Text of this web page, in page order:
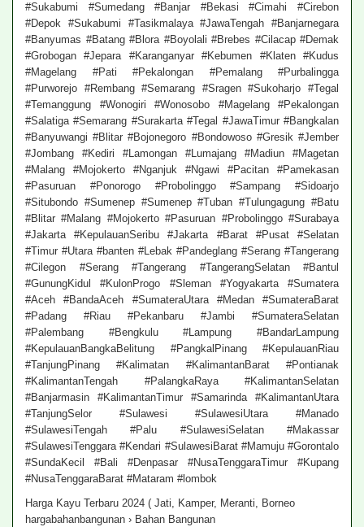
#Sukabumi #Sumedang #Banjar #Bekasi #Cimahi #Cirebon
#Depok #Sukabumi #Tasikmalaya #JawaTengah #Banjarnegara
#Banyumas #Batang #Blora #Boyolali #Brebes #Cilacap #Demak
#Grobogan #Jepara #Karanganyar #Kebumen #Klaten #Kudus
#Magelang #Pati #Pekalongan #Pemalang #Purbalingga
#Purworejo #Rembang #Semarang #Sragen #Sukoharjo #Tegal
#Temanggung #Wonogiri #Wonosobo #Magelang #Pekalongan
#Salatiga #Semarang #Surakarta #Tegal #JawaTimur #Bangkalan
#Banyuwangi #Blitar #Bojonegoro #Bondowoso #Gresik #Jember
#Jombang #Kediri #Lamongan #Lumajang #Madiun #Magetan
#Malang #Mojokerto #Nganjuk #Ngawi #Pacitan #Pamekasan
#Pasuruan #Ponorogo #Probolinggo #Sampang #Sidoarjo
#Situbondo #Sumenep #Sumenep #Tuban #Tulungagung #Batu
#Blitar #Malang #Mojokerto #Pasuruan #Probolinggo #Surabaya
#Jakarta #KepulauanSeribu #Jakarta #Barat #Pusat #Selatan
#Timur #Utara #banten #Lebak #Pandeglang #Serang #Tangerang
#Cilegon #Serang #Tangerang #TangerangSelatan #Bantul
#GunungKidul #KulonProgo #Sleman #Yogyakarta #Sumatera
#Aceh #BandaAceh #SumateraUtara #Medan #SumateraBarat
#Padang #Riau #Pekanbaru #Jambi #SumateraSelatan
#Palembang #Bengkulu #Lampung #BandarLampung
#KepulauanBangkaBelitung #PangkalPinang #KepulauanRiau
#TanjungPinang #Kalimatan #KalimantanBarat #Pontianak
#KalimantanTengah #PalangkaRaya #KalimantanSelatan
#Banjarmasin #KalimantanTimur #Samarinda #KalimantanUtara
#TanjungSelor #Sulawesi #SulawesiUtara #Manado
#SulawesiTengah #Palu #SulawesiSelatan #Makassar
#SulawesiTenggara #Kendari #SulawesiBarat #Mamuju #Gorontalo
#SundaKecil #Bali #Denpasar #NusaTenggaraTimur #Kupang
#NusaTenggaraBarat #Mataram #lombok
Harga Kayu Terbaru 2024 ( Jati, Kamper, Meranti, Borneo
hargabahanbangunan › Bahan Bangunan